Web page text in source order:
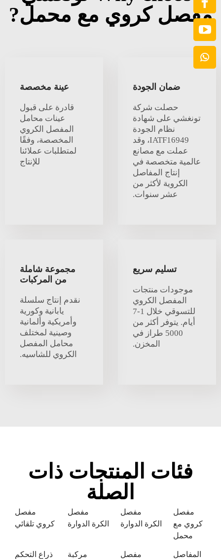
مفصل كروي مع محمل?
ضمان الجودة
حصلت شركة
تونغشي على شهادة
نظام الجودة
IATF16949، وقد
عملت مع مصانع
عالمية متخصصة في
إنتاج المفاصل
الكروية لأكثر من
عشر سنوات.
عينة مخصصة
قادرة على قبول
عينات محامل
المفصل الكروي
المخصصة، وفقًا
لمتطلبات عملائنا
للإنتاج
تسليم سريع
موجودات منتجات
المفصل الكروي
للتسوقي خلال 1-7
أيام. يتوفر أكثر من
5000 طراز في
المخزن.
مجموعة شاملة
من المركبات
نقدم إنتاج سلسلة
يابانية وكورية
وأمريكية وألمانية
وصينية لمختلف
محامل المفصل
الكروي للشاسيه.
فئات المنتجات ذات
الصلة
مفصل
كروي مع
محمل
مفصل
الكرة الدوارة
مفصل
الكرة الدوارة
مفصل
كروي تلقائي
المفاصل
مفصل
مركبة
ذراع التحكم